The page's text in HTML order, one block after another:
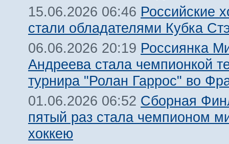
15.06.2026 06:46 Российские
стали обладателями Кубка
06.06.2026 20:19 Россиянка
Андреева стала чемпионкой
турнира "Ролан Гаррос" во
01.06.2026 06:52 Сборная
пятый раз стала чемпионом
хоккею